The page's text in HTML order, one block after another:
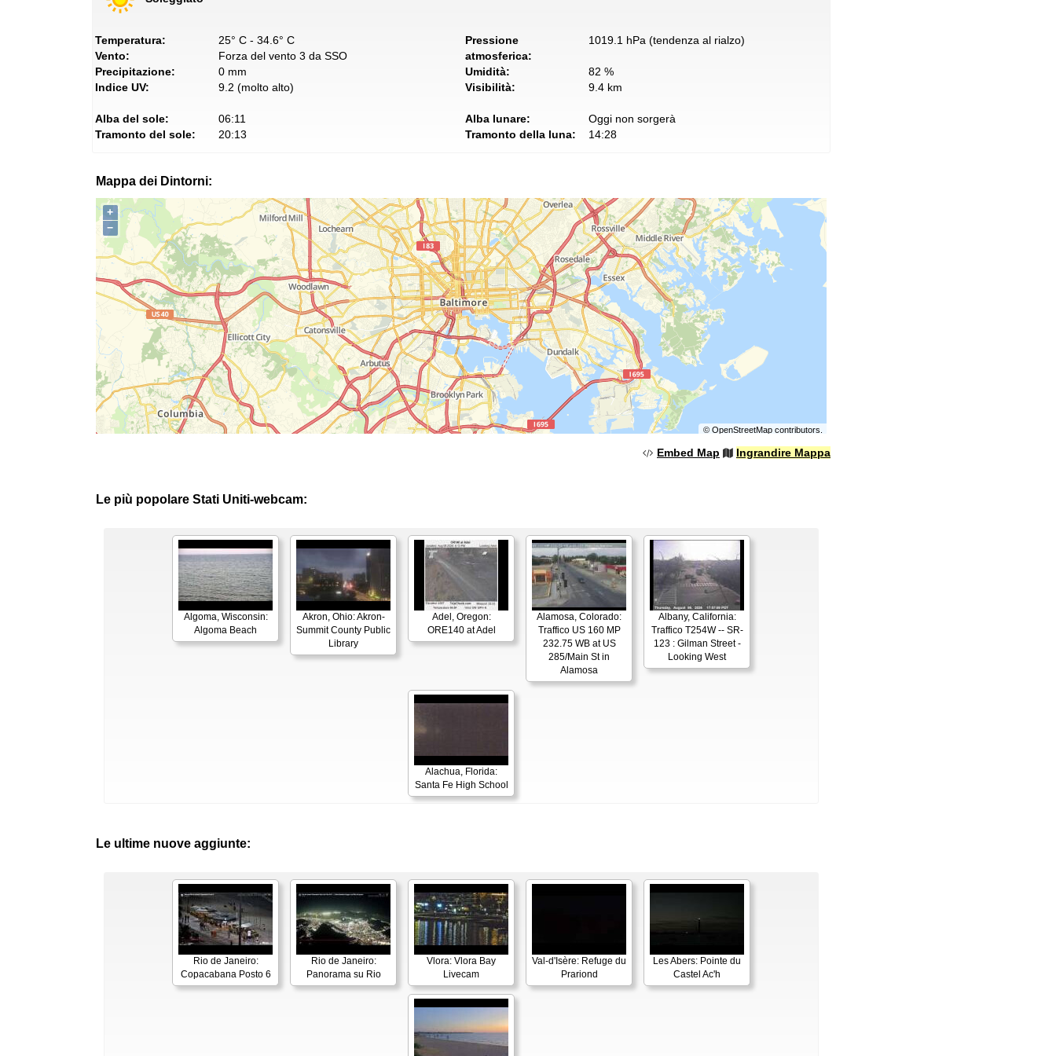
Temperatura:
25° C - 34.6° C
Vento:
Forza del vento 3 da SSO
Precipitazione:
0 mm
Indice UV:
9.2 (molto alto)
Pressione
atmosferica:
1019.1 hPa (tendenza al rialzo)
Umidità:
82 %
Visibilità:
9.4 km
Alba del sole:
06:11
Tramonto del sole:
20:13
Alba lunare:
Oggi non sorgerà
Tramonto della luna:
14:28
Mappa dei Dintorni:
+
−
© OpenStreetMapcontributors.
Embed Map Ingrandire Mappa
Le più popolare Stati Uniti-webcam:
Algoma, Wisconsin:
Algoma Beach
Akron, Ohio: Akron-
Summit County Public
Library
Adel, Oregon:
ORE140 at Adel
Alamosa, Colorado:
Traffico US 160 MP
232.75 WB at US
285/Main St in
Alamosa
Albany, California:
Traffico T254W -- SR-
123 : Gilman Street -
Looking West
Alachua, Florida:
Santa Fe High School
Le ultime nuove aggiunte:
Rio de Janeiro:
Copacabana Posto 6
Rio de Janeiro:
Panorama su Rio
Vlora: Vlora Bay
Livecam
Val-d'Isère: Refuge du
Prariond
Les Abers: Pointe du
Castel Ac'h